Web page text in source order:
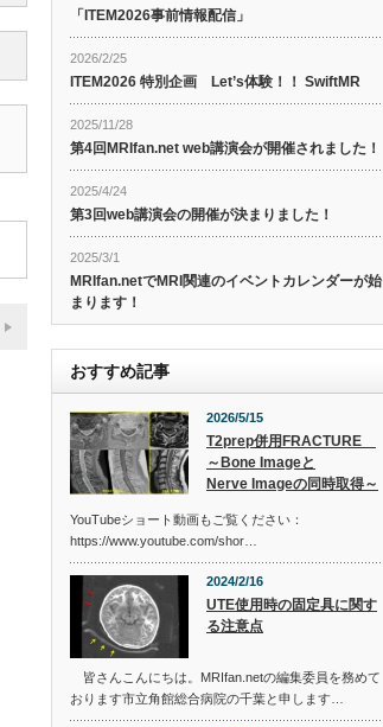
「ITEM2026事前情報配信」
2026/2/25
ITEM2026 特別企画 Let’s体験！！ SwiftMR
2025/11/28
第4回MRIfan.net web講演会が開催されました！
2025/4/24
第3回web講演会の開催が決まりました！
2025/3/1
MRIfan.netでMRI関連のイベントカレンダーが始
まります！
おすすめ記事
2026/5/15
T2prep併用FRACTURE
～Bone Imageと
Nerve Imageの同時取得～
YouTubeショート動画もご覧ください：
https://www.youtube.com/shor…
2024/2/16
UTE使用時の固定具に関す
る注意点
皆さんこんにちは。MRIfan.netの編集委員を務めて
おります市立角館総合病院の千葉と申します…